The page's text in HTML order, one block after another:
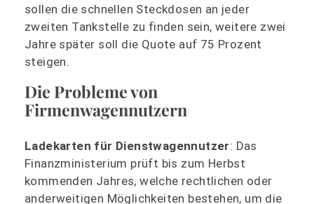
sollen die schnellen Steckdosen an jeder
zweiten Tankstelle zu finden sein, weitere zwei
Jahre später soll die Quote auf 75 Prozent
steigen.
Die Probleme von
Firmenwagennutzern
Ladekarten für Dienstwagennutzer: Das
Finanzministerium prüft bis zum Herbst
kommenden Jahres, welche rechtlichen oder
anderweitigen Möglichkeiten bestehen, um die